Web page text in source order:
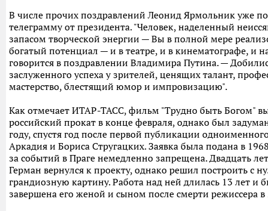
В числе прочих поздравлений Леонид Ярмольник уже
телеграмму от президента. "Человек, наделенный
запасом творческой энергии — Вы в полной мере
богатый потенциал — и в театре, и в кинематографе, и
говорится в поздравлении Владимира Путина. —
заслуженного успеха у зрителей, ценящих талант,
мастерство, блестящий юмор и импровизацию".
Как отмечает ИТАР-ТАСС, фильм "Трудно быть Богом"
российский прокат в конце февраля, однако был
году, спустя год после первой публикации
Аркадия и Бориса Стругацких. Заявка была подана в
за событий в Праге немедленно запрещена. Двадцать
Герман вернулся к проекту, однако решил построить с
грандиозную картину. Работа над ней длилась 13 лет и
завершена его женой и сыном после смерти режиссера в